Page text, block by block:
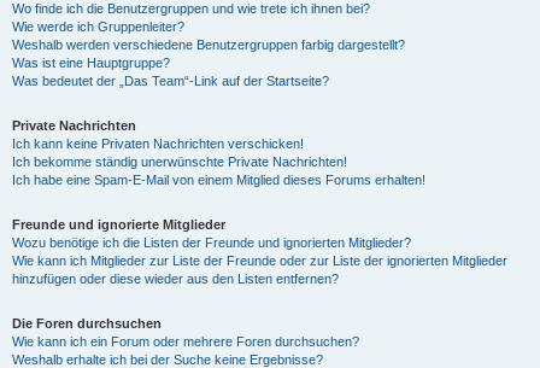
Wo finde ich die Benutzergruppen und wie trete ich ihnen bei?
Wie werde ich Gruppenleiter?
Weshalb werden verschiedene Benutzergruppen farbig dargestellt?
Was ist eine Hauptgruppe?
Was bedeutet der „Das Team“-Link auf der Startseite?
Private Nachrichten
Ich kann keine Privaten Nachrichten verschicken!
Ich bekomme ständig unerwünschte Private Nachrichten!
Ich habe eine Spam-E-Mail von einem Mitglied dieses Forums erhalten!
Freunde und ignorierte Mitglieder
Wozu benötige ich die Listen der Freunde und ignorierten Mitglieder?
Wie kann ich Mitglieder zur Liste der Freunde oder zur Liste der ignorierten Mitglieder
hinzufügen oder diese wieder aus den Listen entfernen?
Die Foren durchsuchen
Wie kann ich ein Forum oder mehrere Foren durchsuchen?
Weshalb erhalte ich bei der Suche keine Ergebnisse?